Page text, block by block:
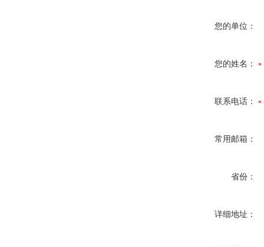
您的单位：
您的姓名：
联系电话：
常用邮箱：
省份：
详细地址：